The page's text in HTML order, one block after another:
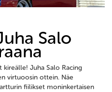
Salo
kireälle! Juha Salo Racing
virtuoosin ottein. Näe
fiilikset moninkertaisen